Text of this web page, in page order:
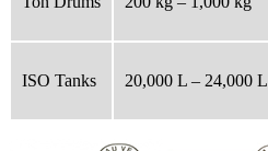
ISO Tanks 20,000 L – 24,000 L